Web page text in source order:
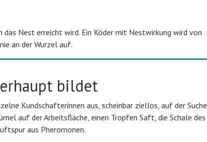
das Nest erreicht wird. Ein Köder mit Nestwirkung wird von
an der Wurzel auf.
bildet
Kundschafterinnen aus, scheinbar ziellos, auf der Suche
auf der Arbeitsfläche, einen Tropfen Saft, die Schale des
aus Pheromonen.